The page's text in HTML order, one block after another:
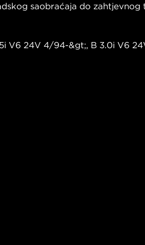
saobraćaja do zahtjevnog
V6 24V 4/94-&gt;, B 3.0i V6